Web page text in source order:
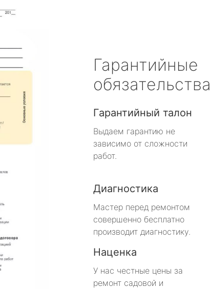
Гарантийные
обязательства
Гарантийный талон
Выдаем гарантию не
зависимо от сложности
работ.
Диагностика
Мастер перед ремонтом
совершенно бесплатно
производит диагностику.
Наценка
У нас честные цены за
ремонт садовой и